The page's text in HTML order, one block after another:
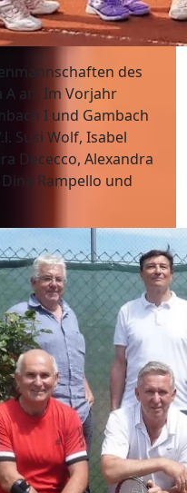
des
A an. Im Vorjahr
I und Gambach
Susi Wolf, Isabel
Dececco, Alexandra
Rampello und